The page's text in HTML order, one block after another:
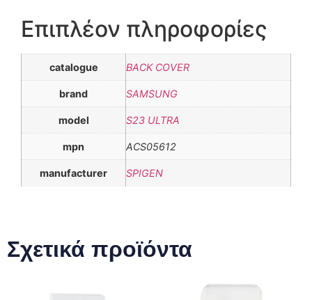
Επιπλέον πληροφορίες
catalogue BACK COVER
brand SAMSUNG
model S23 ULTRA
mpn ACS05612
manufacturer SPIGEN
Σχετικά προϊόντα